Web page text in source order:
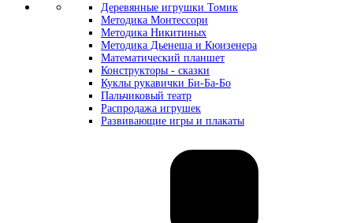
Деревянные игрушки Томик
Методика Монтессори
Методика Никитиных
Методика Дьенеша и Кюизенера
Математический планшет
Конструкторы - сказки
Куклы рукавички Би-Ба-Бо
Пальчиковый театр
Распродажа игрушек
Развивающие игры и плакаты